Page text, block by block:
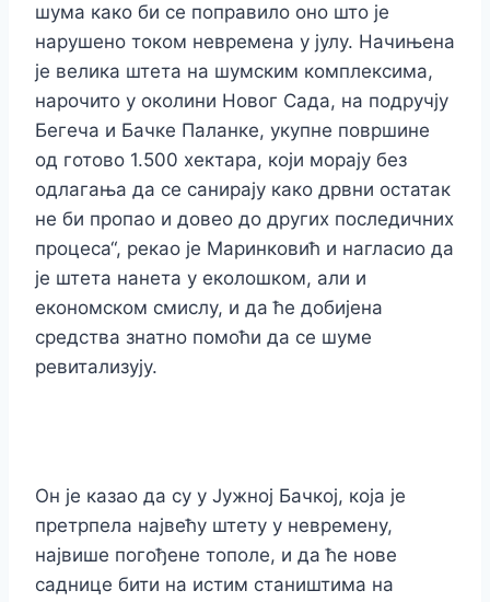
шума како би се поправило оно што је
нарушено током невремена у јулу. Начињена
је велика штета на шумским комплексима,
нарочито у околини Новог Сада, на подручју
Бегеча и Бачке Паланке, укупне површине
од готово 1.500 хектара, који морају без
одлагања да се санирају како дрвни остатак
не би пропао и довео до других последичних
процеса“, рекао је Маринковић и нагласио да
је штета нанета у еколошком, али и
економском смислу, и да ће добијена
средства знатно помоћи да се шуме
ревитализују.
Он је казао да су у Јужној Бачкој, која је
претрпела највећу штету у невремену,
највише погођене тополе, и да ће нове
саднице бити на истим стаништима на